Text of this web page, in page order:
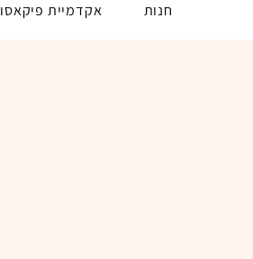
חנות אקדמיית פיקאסו